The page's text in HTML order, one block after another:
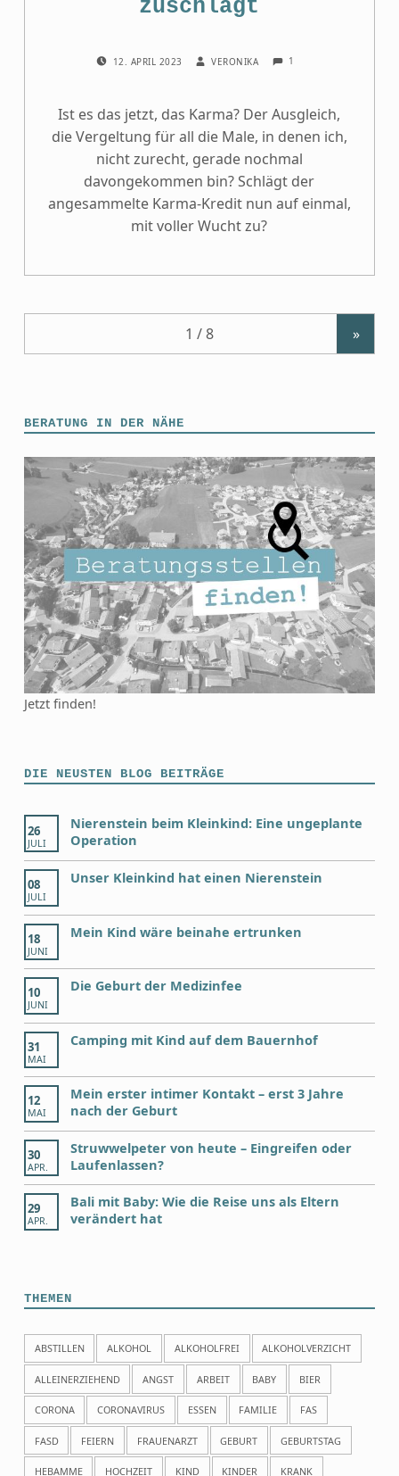
zuschlägt
12. APRIL 2023 VERONIKA 1
Ist es das jetzt, das Karma? Der Ausgleich,
die Vergeltung für all die Male, in denen ich,
nicht zurecht, gerade nochmal
davongekommen bin? Schlägt der
angesammelte Karma-Kredit nun auf einmal,
mit voller Wucht zu?
»
BERATUNG IN DER NÄHE
Jetzt finden!
DIE NEUSTEN BLOG BEITRÄGE
26
JULI
Nierenstein beim Kleinkind: Eine ungeplante
Operation
08
JULI
Unser Kleinkind hat einen Nierenstein
18
JUNI
Mein Kind wäre beinahe ertrunken
10
JUNI
Die Geburt der Medizinfee
31
MAI
Camping mit Kind auf dem Bauernhof
12
MAI
Mein erster intimer Kontakt – erst 3 Jahre
nach der Geburt
30
APR.
Struwwelpeter von heute – Eingreifen oder
Laufenlassen?
29
APR.
Bali mit Baby: Wie die Reise uns als Eltern
verändert hat
THEMEN
ABSTILLEN ALKOHOL ALKOHOLFREI ALKOHOLVERZICHT
ALLEINERZIEHEND ANGST ARBEIT BABY BIER
CORONA CORONAVIRUS ESSEN FAMILIE FAS
FASD FEIERN FRAUENARZT GEBURT GEBURTSTAG
HEBAMME HOCHZEIT KIND KINDER KRANK